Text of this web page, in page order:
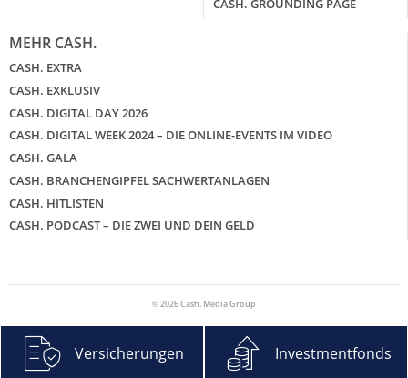
CASH. GROUNDING PAGE
MEHR CASH.
CASH. EXTRA
CASH. EXKLUSIV
CASH. DIGITAL DAY 2026
CASH. DIGITAL WEEK 2024 – DIE ONLINE-EVENTS IM VIDEO
CASH. GALA
CASH. BRANCHENGIPFEL SACHWERTANLAGEN
CASH. HITLISTEN
CASH. PODCAST – DIE ZWEI UND DEIN GELD
© 2026 Cash. Media Group
Versicherungen Investmentfonds